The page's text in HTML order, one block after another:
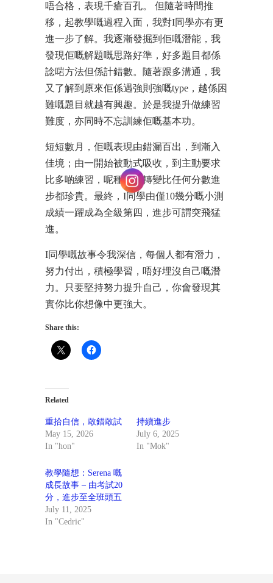
唔合格，表現千瘡百孔。 但隨著時間推
移，起教學嘅過程入面，我對I同學亦有更
進一步了解。我逐漸發掘到佢嘅潛能，我
發現佢嘅解題嘅思路好準，好多題目都係
諗啱方法但係計錯數。隨著跟多溝通，我
又了解到原來佢係遇強則強嘅type，越係困
難嘅題目就越有興趣。於是我提升做練習
難度，亦同時不忘訓練佢嘅基本功。
短短數月，佢嘅表現由錯漏百出，到漸入
佳境；由一開始被動式吸收，到主動要求
比多啲練習，呢種心態轉變比任何分數進
步都珍貴。最終，I同學由僅10幾分嘅小測
成績一躍成為全級第四，進步可謂突飛猛
進。
I同學嘅故事令我深信，每個人都有潛力，
努力付出，積極學習，唔好埋沒自己嘅潛
力。只要堅持努力提升自己，你會發現其
實你比你想像中更強大。
Share this:
Related
重拾自信，敢錯敢試
May 15, 2026
In "hon"
持續進步
July 6, 2025
In "Mok"
教學隨想：Serena 嘅
成長故事 – 由考試20
分，進步至全班頭五
July 11, 2025
In "Cedric"